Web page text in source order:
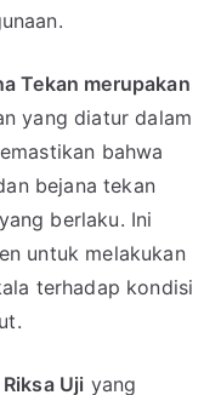
Tekan merupakan
yang diatur dalam
bahwa
bejana tekan
berlaku. Ini
untuk melakukan
terhadap kondisi
Riksa Uji yang